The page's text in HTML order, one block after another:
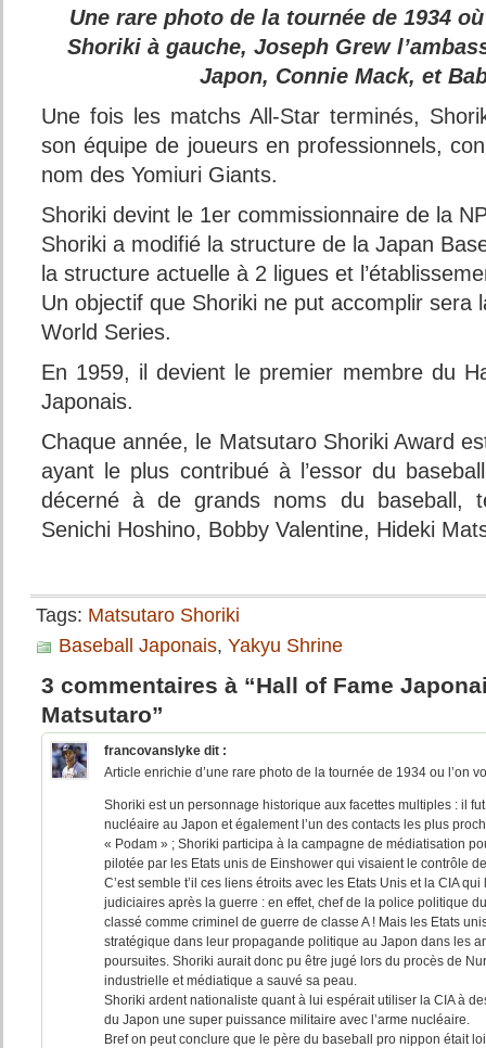
Une rare photo de la tournée de 1934
Shoriki à gauche, Joseph Grew
Japon, Connie Mack, et
Une fois les matchs All-Star terminés,
son équipe de joueurs en professionnels,
nom des Yomiuri Giants.
Shoriki devint le 1er commissionnaire de la
Shoriki a modifié la structure de la Japan
la structure actuelle à 2 ligues et
Un objectif que Shoriki ne put accomplir sera
World Series.
En 1959, il devient le premier membre du
Japonais.
Chaque année, le Matsutaro Shoriki Award
ayant le plus contribué à l’essor du
décerné à de grands noms du baseball,
Senichi Hoshino, Bobby Valentine, Hideki
Tags: Matsutaro Shoriki
Baseball Japonais, Yakyu Shrine
3 commentaires à “Hall of Fame
Matsutaro”
francovanslyke dit :
Article enrichie d’une rare photo de la tournée de 1934 ou l’on
Shoriki est un personnage historique aux facettes multiples : il
nucléaire au Japon et également l’un des contacts les plus
« Podam » ; Shoriki participa à la campagne de médiatisation
pilotée par les Etats unis de Einshower qui visaient le contrôle
C’est semble t’il ces liens étroits avec les Etats Unis et la CIA
judiciaires après la guerre : en effet, chef de la police politique
classé comme criminel de guerre de classe A ! Mais les Etats
stratégique dans leur propagande politique au Japon dans les
poursuites. Shoriki aurait donc pu être jugé lors du procès de
industrielle et médiatique a sauvé sa peau.
Shoriki ardent nationaliste quant à lui espérait utiliser la CIA à
du Japon une super puissance militaire avec l’arme nucléaire.
Bref on peut conclure que le père du baseball pro nippon était